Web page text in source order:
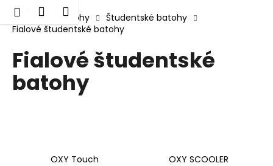
Prejsť
obsah
Prihlásenie
Nákupný
košík
Menu
Domov Batohy
Študentské batohy
Fialové študentské batohy
Fialové študentské
batohy
OXY Touch OXY SCOOLER
o Späť
Späť
Č
o